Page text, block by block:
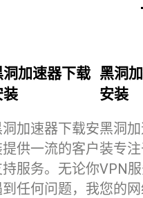
洞加速器下载
装
加速器下载安
供一流的客户
服务。无论你
任何问题，我
黑洞
安装
黑洞
装专
VPN
您的